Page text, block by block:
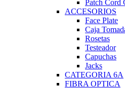
Patch Cord
ACCESORIOS
Face Plate
Caja
Rosetas
Testeador
Capuchas
Jacks
CATEGORIA 6A
FIBRA OPTICA